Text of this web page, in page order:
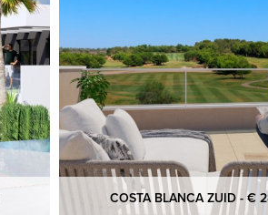
COSTA BLANCA ZUID - €